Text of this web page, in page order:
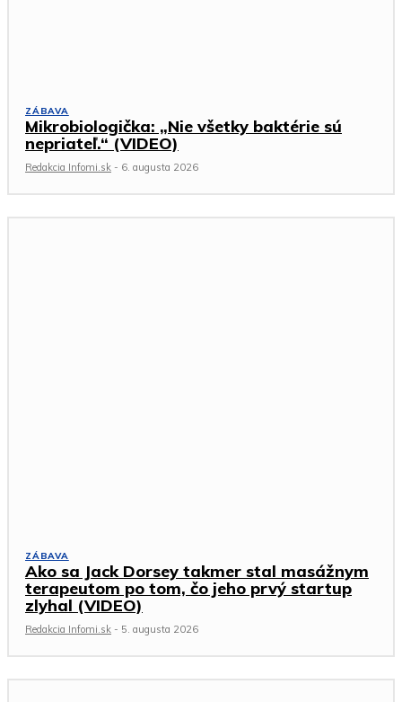
ZÁBAVA
Mikrobiologička: „Nie všetky baktérie sú
nepriateľ.“ (VIDEO)
Redakcia Infomi.sk - 6. augusta 2026
ZÁBAVA
Ako sa Jack Dorsey takmer stal masážnym
terapeutom po tom, čo jeho prvý startup
zlyhal (VIDEO)
Redakcia Infomi.sk - 5. augusta 2026